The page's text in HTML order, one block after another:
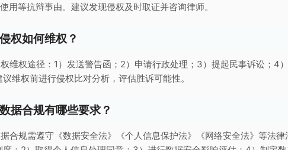
用等抗辩事由。建议发现侵权及时取证并咨询律师。
权如何维权？
维权途径：1）发送警告函；2）申请行政处理；3）提起民事诉讼；4
维权前进行侵权比对分析，评估胜诉可能性。
据合规有哪些要求？
合规需遵守《数据安全法》《个人信息保护法》《网络安全法》等法